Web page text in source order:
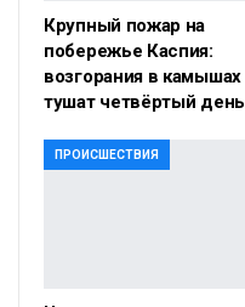
Крупный пожар на
побережье Каспия:
возгорания в камышах
тушат четвёртый день
ПРОИСШЕСТВИЯ